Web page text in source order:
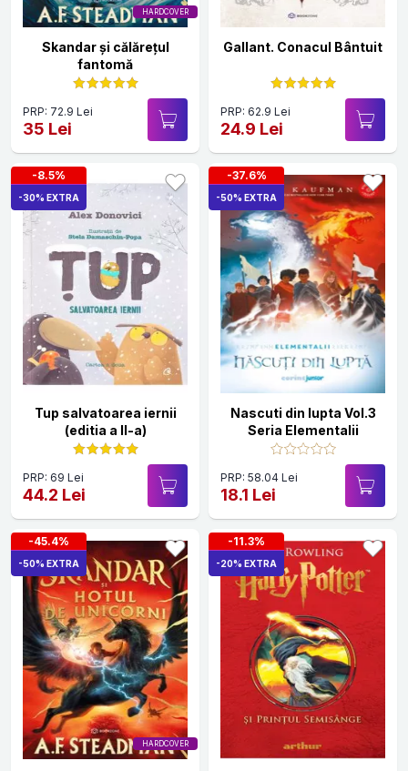
HARDCOVER
Skandar și călărețul
fantomă
PRP: 72.9 Lei
35 Lei
Gallant. Conacul Bântuit
PRP: 62.9 Lei
24.9 Lei
-8.5%
-30% EXTRA
Tup salvatoarea iernii
(editia a II-a)
PRP: 69 Lei
44.2 Lei
-37.6%
-50% EXTRA
Nascuti din lupta Vol.3
Seria Elementalii
PRP: 58.04 Lei
18.1 Lei
HARDCOVER
-45.4%
-50% EXTRA
-11.3%
-20% EXTRA